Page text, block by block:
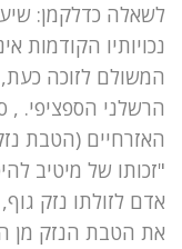
לשאלה כדלקמן:
נכויותיו הקודמות
המשולם לזוכה
"זכותו של מיטיב
אדם לזולתו נזק
את הטבת הנזק מן